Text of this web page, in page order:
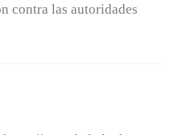
contra las autoridades